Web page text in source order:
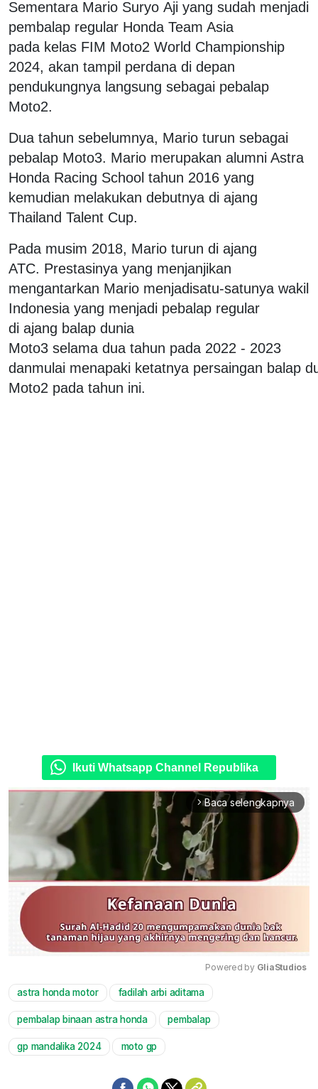
Sementara Mario Suryo Aji yang sudah menjadi
pembalap regular Honda Team Asia
pada kelas FIM Moto2 World Championship
2024, akan tampil perdana di depan
pendukungnya langsung sebagai pebalap
Moto2.
Dua tahun sebelumnya, Mario turun sebagai
pebalap Moto3. Mario merupakan alumni Astra
Honda Racing School tahun 2016 yang
kemudian melakukan debutnya di ajang
Thailand Talent Cup.
Pada musim 2018, Mario turun di ajang
ATC. Prestasinya yang menjanjikan
mengantarkan Mario menjadisatu-satunya wakil
Indonesia yang menjadi pebalap regular
di ajang balap dunia
Moto3 selama dua tahun pada 2022 - 2023
danmulai menapaki ketatnya persaingan balap
Moto2 pada tahun ini.
Ikuti Whatsapp Channel Republika
arrow_forward_ios Baca selengkapnya
Powered by GliaStudios
astra honda motor fadilah arbi aditama
pembalap binaan astra honda pembalap
gp mandalika 2024 moto gp